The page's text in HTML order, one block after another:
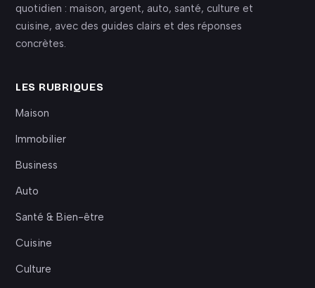
quotidien : maison, argent, auto, santé, culture et
cuisine, avec des guides clairs et des réponses
concrètes.
LES RUBRIQUES
Maison
Immobilier
Business
Auto
Santé & Bien-être
Cuisine
Culture